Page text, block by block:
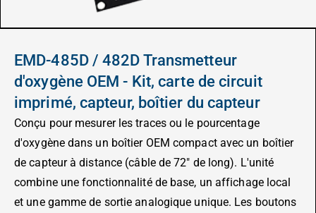
EMD-485D / 482D Transmetteur
d'oxygène OEM - Kit, carte de circuit
imprimé, capteur, boîtier du capteur
Conçu pour mesurer les traces ou le pourcentage
d'oxygène dans un boîtier OEM compact avec un boîtier
de capteur à distance (câble de 72″ de long). L'unité
combine une fonctionnalité de base, un affichage local
et une gamme de sortie analogique unique. Les boutons